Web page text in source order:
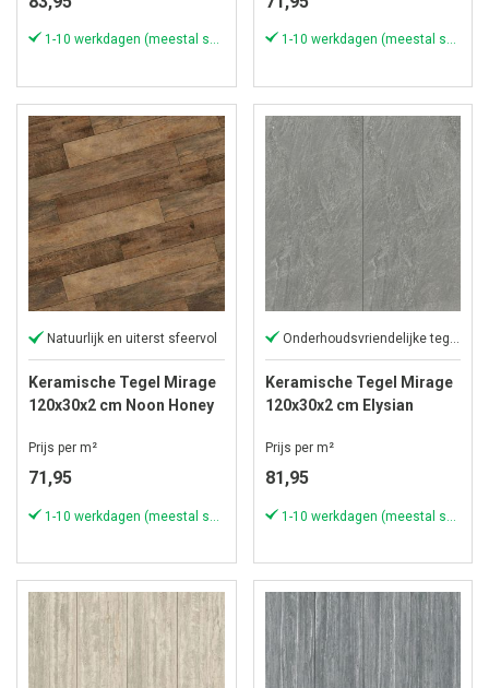
1-10 werkdagen (meestal sneller) 1-10 werkdagen (meestal sneller)
Natuurlijk en uiterst sfeervol
Keramische Tegel Mirage
120x30x2 cm Noon Honey
Prijs per m²
71,95
Onderhoudsvriendelijke tegel
Keramische Tegel Mirage
120x30x2 cm Elysian
Prijs per m²
81,95